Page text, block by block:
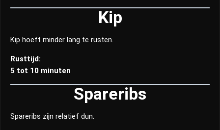
Kip
Kip hoeft minder lang te rusten.
Rusttijd:
5 tot 10 minuten
Spareribs
Spareribs zijn relatief dun.